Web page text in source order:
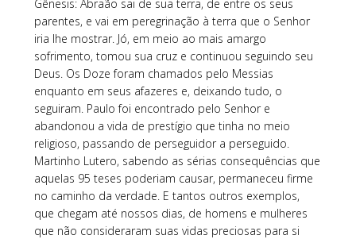
Gênesis: Abraão sai de sua terra, de entre os seus
parentes, e vai em peregrinação à terra que o Senhor
iria lhe mostrar. Jó, em meio ao mais amargo
sofrimento, tomou sua cruz e continuou seguindo seu
Deus. Os Doze foram chamados pelo Messias
enquanto em seus afazeres e, deixando tudo, o
seguiram. Paulo foi encontrado pelo Senhor e
abandonou a vida de prestígio que tinha no meio
religioso, passando de perseguidor a perseguido.
Martinho Lutero, sabendo as sérias consequências que
aquelas 95 teses poderiam causar, permaneceu firme
no caminho da verdade. E tantos outros exemplos,
que chegam até nossos dias, de homens e mulheres
que não consideraram suas vidas preciosas para si